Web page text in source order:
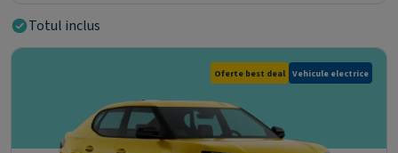
Totul inclus
Oferte best deal Vehicule electrice